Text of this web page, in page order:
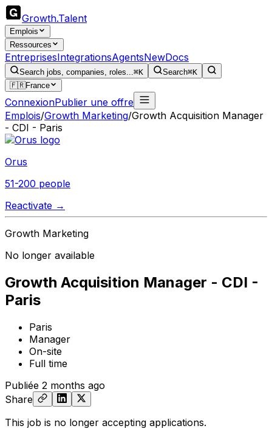
Growth.Talent
Emplois
Ressources
EntreprisesIntegrationsAgentsNewDocs
Search jobs, companies, roles...⌘K Search⌘K
🇫🇷France
ConnexionPublier une offre
Emplois/Growth Marketing/Growth Acquisition Manager
- CDI - Paris
Orus
51-200 people
Reactivate →
Growth Marketing
No longer available
Growth Acquisition Manager - CDI -
Paris
Paris
Manager
On-site
Full time
Publiée 2 months ago
Share
This job is no longer accepting applications.